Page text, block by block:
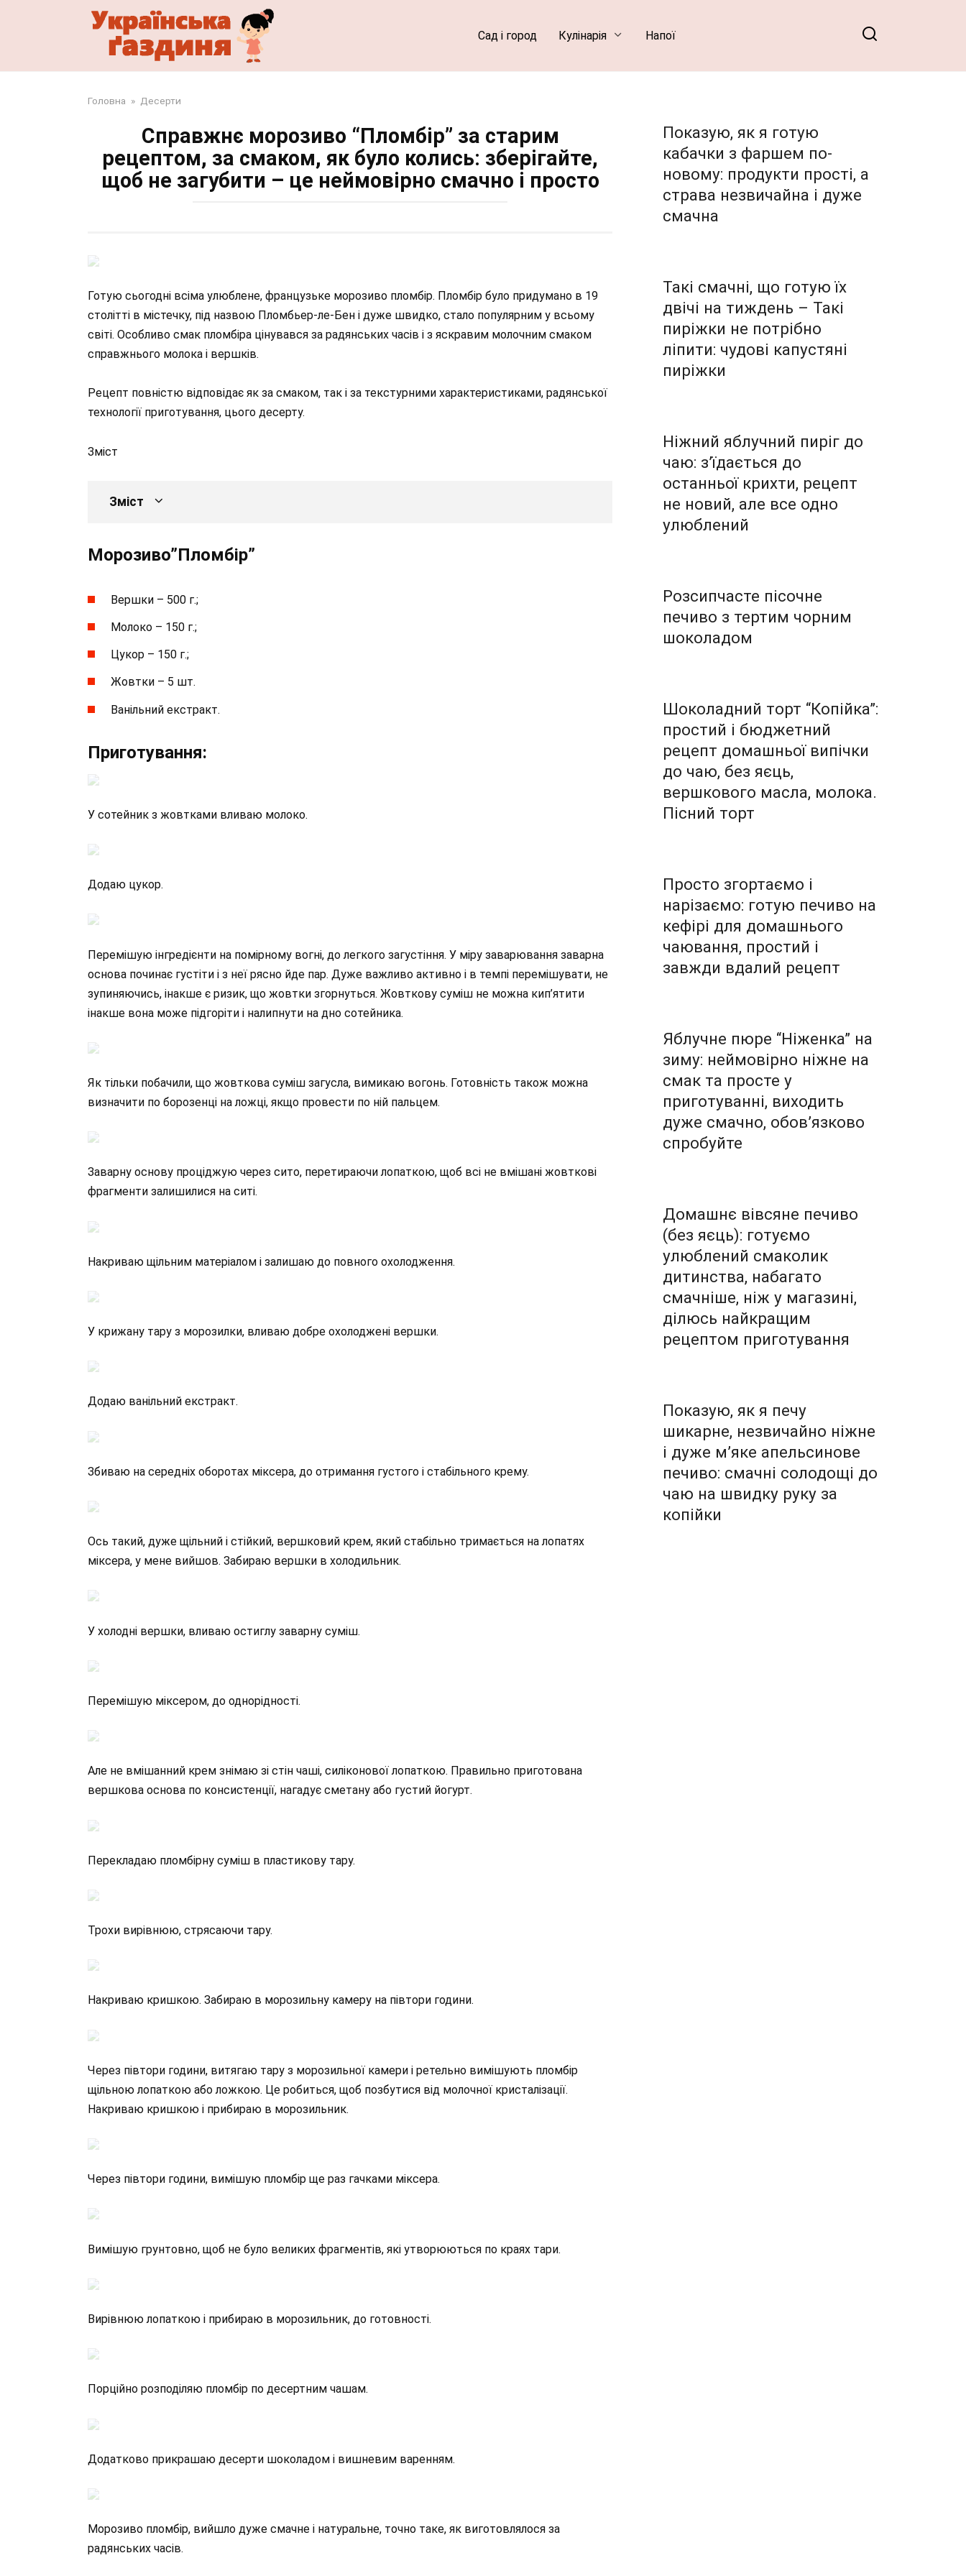
Сад і город Кулінарія Напої
Головна » Десерти
Справжнє морозиво “Пломбір” за старим
рецептом, за смаком, як було колись: зберігайте,
щоб не загубити – це неймовірно смачно і просто
Готую сьогодні всіма улюблене, французьке морозиво пломбір. Пломбір було придумано в 19
столітті в містечку, під назвою Пломбьер-ле-Бен і дуже швидко, стало популярним у всьому
світі. Особливо смак пломбіра цінувався за радянських часів і з яскравим молочним смаком
справжнього молока і вершків.
Рецепт повністю відповідає як за смаком, так і за текстурними характеристиками, радянської
технології приготування, цього десерту.
Зміст
Зміст
Морозиво”Пломбір”
Вершки – 500 г.;
Молоко – 150 г.;
Цукор – 150 г.;
Жовтки – 5 шт.
Ванільний екстракт.
Приготування:
У сотейник з жовтками вливаю молоко.
Додаю цукор.
Перемішую інгредієнти на помірному вогні, до легкого загустіння. У міру заварювання заварна
основа починає густіти і з неї рясно йде пар. Дуже важливо активно і в темпі перемішувати, не
зупиняючись, інакше є ризик, що жовтки згорнуться. Жовткову суміш не можна кип’ятити
інакше вона може підгоріти і налипнути на дно сотейника.
Як тільки побачили, що жовткова суміш загусла, вимикаю вогонь. Готовність також можна
визначити по борозенці на ложці, якщо провести по ній пальцем.
Заварну основу проціджую через сито, перетираючи лопаткою, щоб всі не вмішані жовткові
фрагменти залишилися на ситі.
Накриваю щільним матеріалом і залишаю до повного охолодження.
У крижану тару з морозилки, вливаю добре охолоджені вершки.
Додаю ванільний екстракт.
Збиваю на середніх оборотах міксера, до отримання густого і стабільного крему.
Ось такий, дуже щільний і стійкий, вершковий крем, який стабільно тримається на лопатях
міксера, у мене вийшов. Забираю вершки в холодильник.
У холодні вершки, вливаю остиглу заварну суміш.
Перемішую міксером, до однорідності.
Але не вмішанний крем знімаю зі стін чаші, силіконової лопаткою. Правильно приготована
вершкова основа по консистенції, нагадує сметану або густий йогурт.
Перекладаю пломбірну суміш в пластикову тару.
Трохи вирівнюю, стрясаючи тару.
Накриваю кришкою. Забираю в морозильну камеру на півтори години.
Через півтори години, витягаю тару з морозильної камери і ретельно вимішують пломбір
щільною лопаткою або ложкою. Це робиться, щоб позбутися від молочної кристалізації.
Накриваю кришкою і прибираю в морозильник.
Через півтори години, вимішую пломбір ще раз гачками міксера.
Вимішую грунтовно, щоб не було великих фрагментів, які утворюються по краях тари.
Вирівнюю лопаткою і прибираю в морозильник, до готовності.
Порційно розподіляю пломбір по десертним чашам.
Додатково прикрашаю десерти шоколадом і вишневим варенням.
Морозиво пломбір, вийшло дуже смачне і натуральне, точно таке, як виготовлялося за
радянських часів.
Показую, як я готую
кабачки з фаршем по-
новому: продукти прості, а
страва незвичайна і дуже
смачна
Такі смачні, що готую їх
двічі на тиждень – Такі
пиріжки не потрібно
ліпити: чудові капустяні
пиріжки
Ніжний яблучний пиріг до
чаю: з’їдається до
останньої крихти, рецепт
не новий, але все одно
улюблений
Розсипчасте пісочне
печиво з тертим чорним
шоколадом
Шоколадний торт “Копійка”:
простий і бюджетний
рецепт домашньої випічки
до чаю, без яєць,
вершкового масла, молока.
Пісний торт
Просто згортаємо і
нарізаємо: готую печиво на
кефірі для домашнього
чаювання, простий і
завжди вдалий рецепт
Яблучне пюре “Ніженка” на
зиму: неймовірно ніжне на
смак та просте у
приготуванні, виходить
дуже смачно, обов’язково
спробуйте
Домашнє вівсяне печиво
(без яєць): готуємо
улюблений смаколик
дитинства, набагато
смачніше, ніж у магазині,
ділюсь найкращим
рецептом приготування
Показую, як я печу
шикарне, незвичайно ніжне
і дуже м’яке апельсинове
печиво: смачні солодощі до
чаю на швидку руку за
копійки